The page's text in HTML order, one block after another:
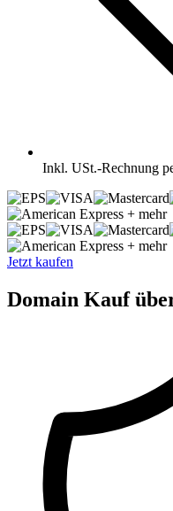
Inkl. USt.-Rechnung
+ mehr
+ mehr
Jetzt kaufen
Domain Kauf